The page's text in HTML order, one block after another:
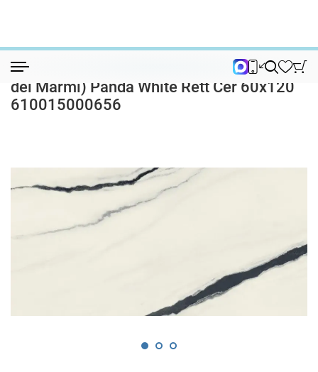
Керамогранит Керамогранит Форте дей Марми (Forte d...
Керамогранит Форте дей Марми (Forte
dei Marmi) Panda White Rett Cer 60x120
610015000656